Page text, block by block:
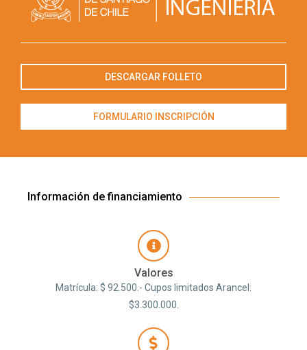
DESCARGAR FOLLETO
FORMULARIO INSCRIPCIÓN
Información de financiamiento
Valores
Matrícula: $ 92.500.- Cupos limitados Arancel:
$3.300.000.